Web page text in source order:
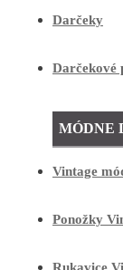
Darčeky
Darčekové
MÓDNE
Vintage
Ponožky